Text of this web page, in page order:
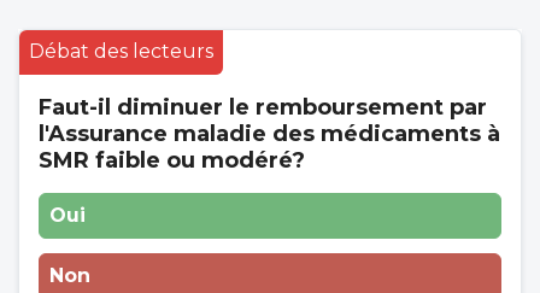
Débat des lecteurs
Faut-il diminuer le remboursement par
l'Assurance maladie des médicaments à
SMR faible ou modéré?
Oui
Non